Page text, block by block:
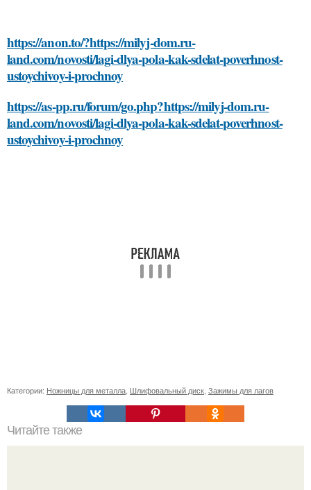
https://anon.to/?https://milyj-dom.ru-
land.com/novosti/lagi-dlya-pola-kak-sdelat-poverhnost-
ustoychivoy-i-prochnoy
https://as-pp.ru/forum/go.php?https://milyj-dom.ru-
land.com/novosti/lagi-dlya-pola-kak-sdelat-poverhnost-
ustoychivoy-i-prochnoy
Категории: Ножницы для металла Шлифовальный диск Зажимы для лагов
Читайте также